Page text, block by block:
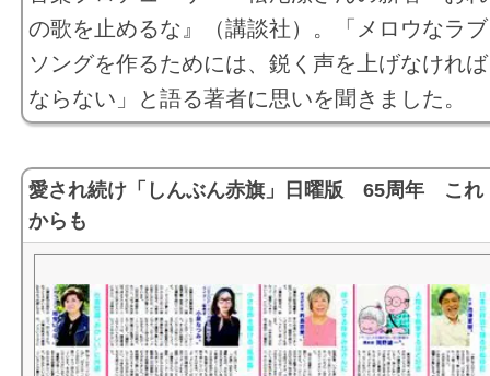
の歌を止めるな』（講談社）。「メロウなラブ
ソングを作るためには、鋭く声を上げなければ
ならない」と語る著者に思いを聞きました。
愛され続け「しんぶん赤旗」日曜版 65周年 これ
からも